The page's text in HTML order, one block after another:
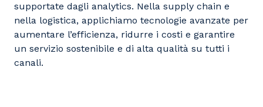
supportate dagli analytics. Nella supply chain e
nella logistica, applichiamo tecnologie avanzate per
aumentare l’efficienza, ridurre i costi e garantire
un servizio sostenibile e di alta qualità su tutti i
canali.